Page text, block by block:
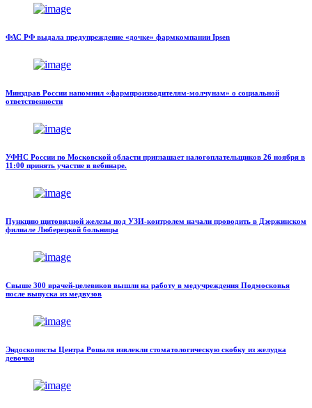
ФАС РФ выдала предупреждение «дочке» фармкомпании Ipsen
Минздрав России напомнил «фармпроизводителям-молчунам» о социальной
ответственности
УФНС России по Московской области приглашает налогоплательщиков 26 ноября в
11:00 принять участие в вебинаре.
Пункцию щитовидной железы под УЗИ-контролем начали проводить в Дзержинском
филиале Люберецкой больницы
Свыше 300 врачей-целевиков вышли на работу в медучреждения Подмосковья
после выпуска из медвузов
Эндоскописты Центра Рошаля извлекли стоматологическую скобку из желудка
девочки